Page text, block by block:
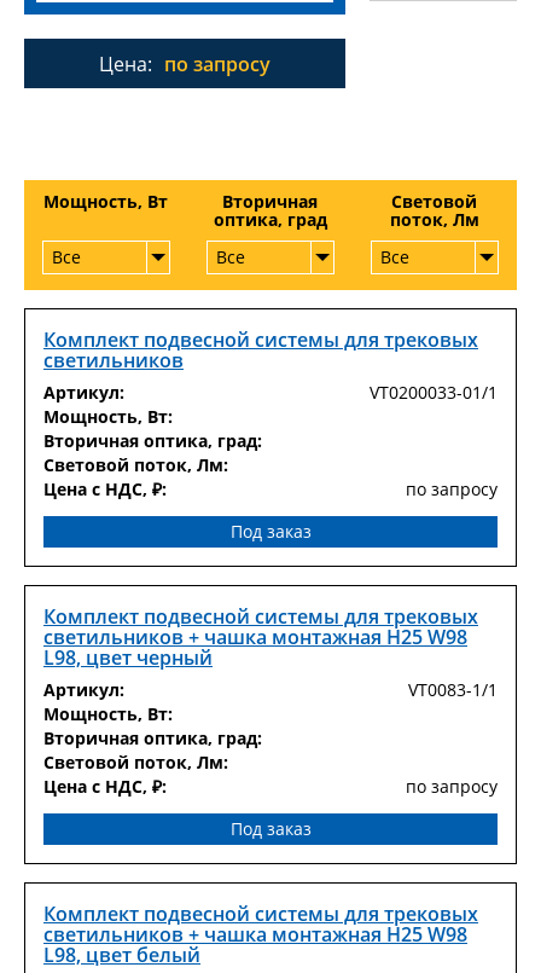
Цена: по запросу
Мощность, Вт
Все
Вторичная
оптика, град
Все
Световой
поток, Лм
Все
Комплект подвесной системы для трековых
светильников
Артикул:
VT0200033-01/1
Мощность, Вт:
Вторичная оптика, град:
Световой поток, Лм:
Цена с НДС, ₽:
по запросу
Под заказ
Комплект подвесной системы для трековых
светильников + чашка монтажная H25 W98
L98, цвет черный
Артикул:
VT0083-1/1
Мощность, Вт:
Вторичная оптика, град:
Световой поток, Лм:
Цена с НДС, ₽:
по запросу
Под заказ
Комплект подвесной системы для трековых
светильников + чашка монтажная H25 W98
L98, цвет белый